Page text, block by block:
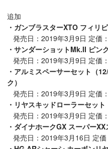
追加
・ガンブラスターXTO フィリ
発売日：2019年3月9日 定価
・サンダーショットMk.II ピン
発売日：2019年3月9日 定価
・アルミスペーサーセット（
ク）
発売日：2019年3月9日 定価
・リヤスキッドローラーセット
発売日：2019年3月9日 定価
・ダイナホークGX スーパー
発売日：2019年3月16日 定